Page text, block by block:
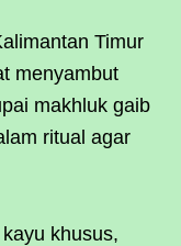
Timur
menyambut
makhluk gaib
ritual agar
khusus,